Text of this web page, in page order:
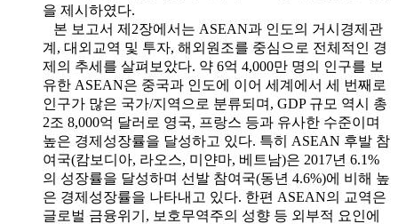
을 제시하였다.
본 보고서 제2장에서는 ASEAN과 인도의 거시경제관
계, 대외교역 및 투자, 해외원조를 중심으로 전체적인 경
제의 추세를 살펴보았다. 약 6억 4,000만 명의 인구를 보
유한 ASEAN은 중국과 인도에 이어 세계에서 세 번째로
인구가 많은 국가/지역으로 분류되며, GDP 규모 역시 총
2조 8,000억 달러로 영국, 프랑스 등과 유사한 수준이며
높은 경제성장률을 달성하고 있다. 특히 ASEAN 후발 참
여국(캄보디아, 라오스, 미얀마, 베트남)은 2017년 6.1%
의 성장률을 달성하며 선발 참여국(동년 4.6%)에 비해 높
은 경제성장률을 나타내고 있다. 한편 ASEAN의 교역은
글로벌 금융위기, 보호무역주의 성향 등 외부적 요인에